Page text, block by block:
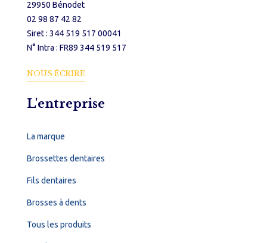
29950 Bénodet
02 98 87 42 82
Siret : 344 519 517 00041
N° Intra : FR89 344 519 517
NOUS ÉCRIRE
L'entreprise
La marque
Brossettes dentaires
Fils dentaires
Brosses à dents
Tous les produits